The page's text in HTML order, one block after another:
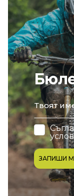
email
ЗАПИШИ